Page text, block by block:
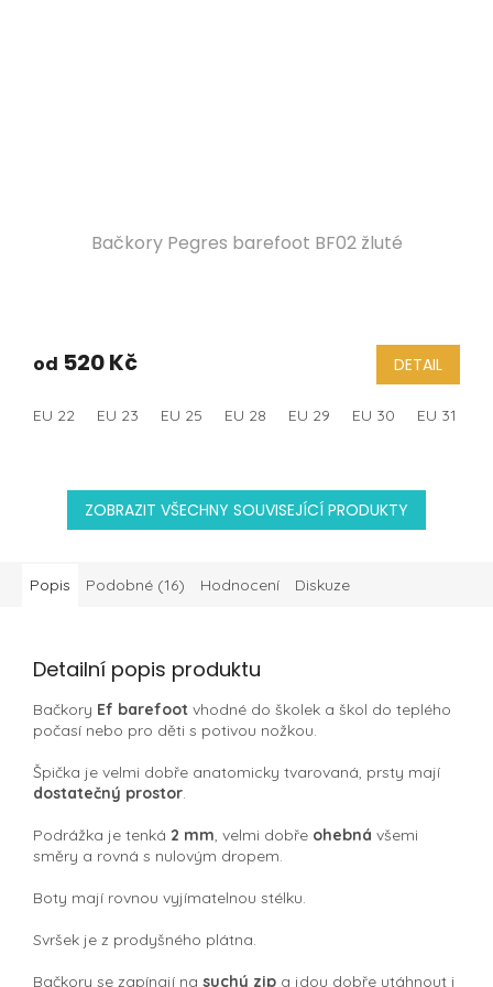
Bačkory Pegres barefoot BF02 žluté
od 520 Kč DETAIL
EU 22 EU 23 EU 25 EU 28 EU 29 EU 30 EU 31
ZOBRAZIT VŠECHNY SOUVISEJÍCÍ PRODUKTY
Popis Podobné (16) Hodnocení Diskuze
Detailní popis produktu
Bačkory Ef barefoot vhodné do školek a škol do teplého
počasí nebo pro děti s potivou nožkou.
Špička je velmi dobře anatomicky tvarovaná, prsty mají
dostatečný prostor.
Podrážka je tenká 2 mm, velmi dobře ohebná všemi
směry a rovná s nulovým dropem.
Boty mají rovnou vyjímatelnou stélku.
Svršek je z prodyšného plátna.
Bačkory se zapínají na suchý zip a jdou dobře utáhnout i